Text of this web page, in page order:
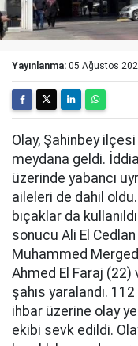
Yayınlanma: 05 Ağustos
Olay, Şahinbey
meydana geldi.
üzerinde yabancı
aileleri de dahil
bıçaklar da
sonucu Ali El
Muhammed
Ahmed El Faraj
şahıs yaralandı.
ihbar üzerine olay
ekibi sevk edildi.